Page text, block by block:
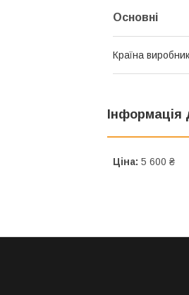
Основні
Країна виробник
Інформація
Ціна: 5 600 ₴